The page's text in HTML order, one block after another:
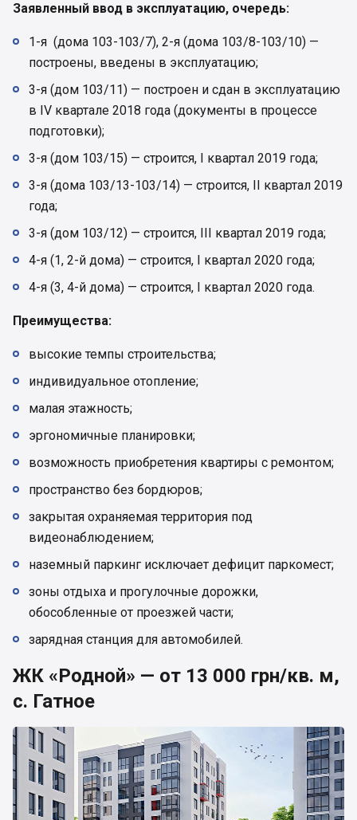
Заявленный ввод в эксплуатацию, очередь:
1-я (дома 103-103/7), 2-я (дома 103/8-103/10) —
построены, введены в эксплуатацию;
3-я (дом 103/11) — построен и сдан в эксплуатацию
в IV квартале 2018 года (документы в процессе
подготовки);
3-я (дом 103/15) — строится, I квартал 2019 года;
3-я (дома 103/13-103/14) — строится, II квартал 2019
года;
3-я (дом 103/12) — строится, III квартал 2019 года;
4-я (1, 2-й дома) — строится, I квартал 2020 года;
4-я (3, 4-й дома) — строится, I квартал 2020 года.
Преимущества:
высокие темпы строительства;
индивидуальное отопление;
малая этажность;
эргономичные планировки;
возможность приобретения квартиры с ремонтом;
пространство без бордюров;
закрытая охраняемая территория под
видеонаблюдением;
наземный паркинг исключает дефицит паркомест;
зоны отдыха и прогулочные дорожки,
обособленные от проезжей части;
зарядная станция для автомобилей.
ЖК «Родной» — от 13 000 грн/кв. м,
с. Гатное